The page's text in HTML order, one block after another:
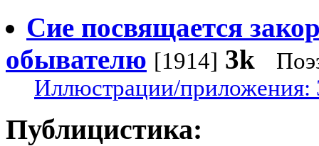
Сие посвящается
обывателю [1914] 3k
Иллюстрации/приложения:
Публицистика: